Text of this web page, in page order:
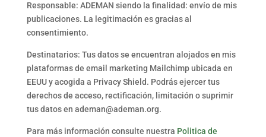
Responsable: ADEMAN siendo la finalidad: envío de mis
publicaciones. La legitimación es gracias al
consentimiento.
Destinatarios: Tus datos se encuentran alojados en mis
plataformas de email marketing Mailchimp ubicada en
EEUU y acogida a Privacy Shield. Podrás ejercer tus
derechos de acceso, rectificación, limitación o suprimir
tus datos en ademan@ademan.org.
Para más información consulte nuestra Politica de